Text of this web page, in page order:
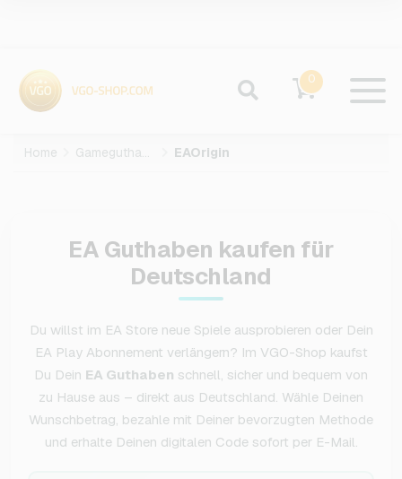
0
Home Gameguthaben EAOrigin
EA Guthaben kaufen für
Deutschland
Du willst im EA Store neue Spiele ausprobieren oder Dein
EA Play Abonnement verlängern? Im VGO-Shop kaufst
Du Dein EA Guthaben schnell, sicher und bequem von
zu Hause aus – direkt aus Deutschland. Wähle Deinen
Wunschbetrag, bezahle mit Deiner bevorzugten Methode
und erhalte Deinen digitalen Code sofort per E-Mail.